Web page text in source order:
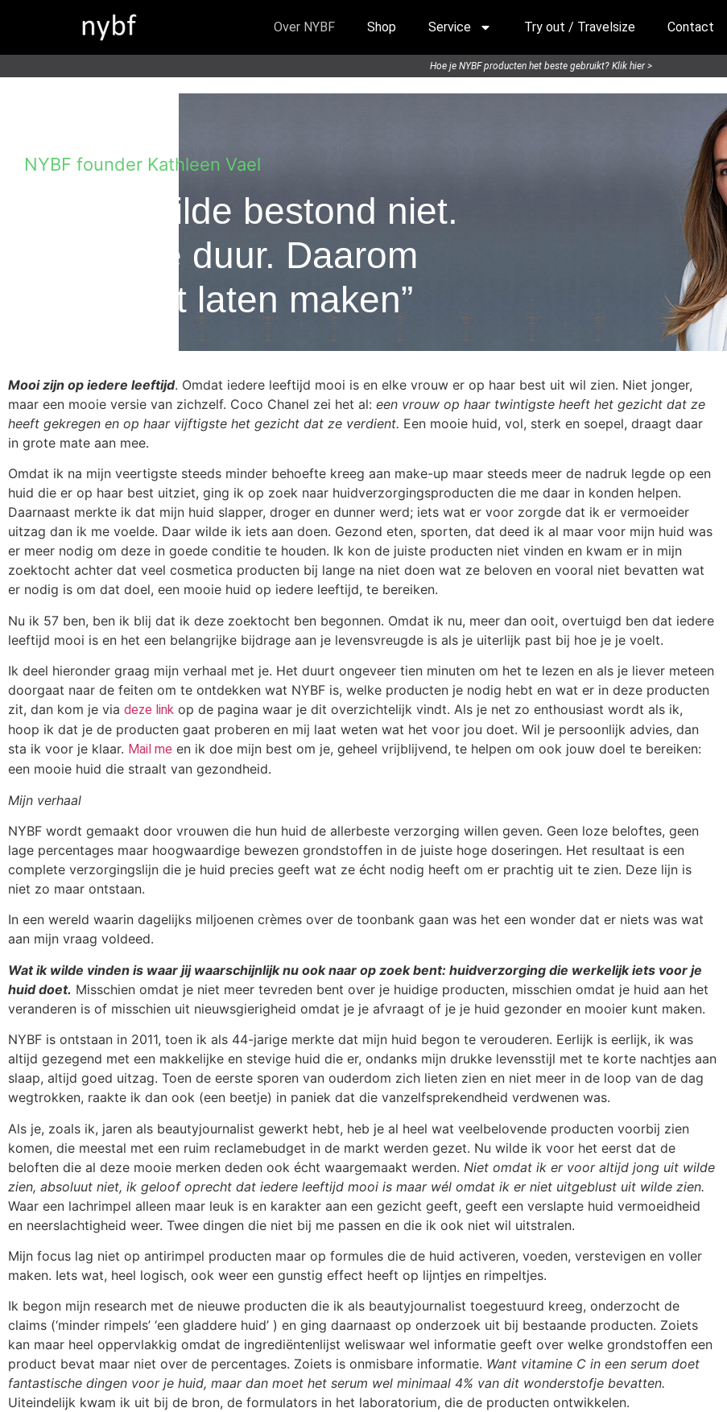
Over NYBF Shop Service Try out / Travelsize Contact
Hoe je NYBF producten het beste gebruikt? Klik hier >
NYBF founder Kathleen Vael
“Wat ik wilde bestond niet.
Of was te duur. Daarom
heb ik het laten maken”
Mooi zijn op iedere leeftijd. Omdat iedere leeftijd mooi is en elke vrouw er op haar best uit wil zien. Niet jonger,
maar een mooie versie van zichzelf. Coco Chanel zei het al: een vrouw op haar twintigste heeft het gezicht dat ze
heeft gekregen en op haar vijftigste het gezicht dat ze verdient. Een mooie huid, vol, sterk en soepel, draagt daar
in grote mate aan mee.
Omdat ik na mijn veertigste steeds minder behoefte kreeg aan make-up maar steeds meer de nadruk legde op een
huid die er op haar best uitziet, ging ik op zoek naar huidverzorgingsproducten die me daar in konden helpen.
Daarnaast merkte ik dat mijn huid slapper, droger en dunner werd; iets wat er voor zorgde dat ik er vermoeider
uitzag dan ik me voelde. Daar wilde ik iets aan doen. Gezond eten, sporten, dat deed ik al maar voor mijn huid was
er meer nodig om deze in goede conditie te houden. Ik kon de juiste producten niet vinden en kwam er in mijn
zoektocht achter dat veel cosmetica producten bij lange na niet doen wat ze beloven en vooral niet bevatten wat
er nodig is om dat doel, een mooie huid op iedere leeftijd, te bereiken.
Nu ik 57 ben, ben ik blij dat ik deze zoektocht ben begonnen. Omdat ik nu, meer dan ooit, overtuigd ben dat iedere
leeftijd mooi is en het een belangrijke bijdrage aan je levensvreugde is als je uiterlijk past bij hoe je je voelt.
Ik deel hieronder graag mijn verhaal met je. Het duurt ongeveer tien minuten om het te lezen en als je liever meteen
doorgaat naar de feiten om te ontdekken wat NYBF is, welke producten je nodig hebt en wat er in deze producten
zit, dan kom je via deze link op de pagina waar je dit overzichtelijk vindt. Als je net zo enthousiast wordt als ik,
hoop ik dat je de producten gaat proberen en mij laat weten wat het voor jou doet. Wil je persoonlijk advies, dan
sta ik voor je klaar. Mail me en ik doe mijn best om je, geheel vrijblijvend, te helpen om ook jouw doel te bereiken:
een mooie huid die straalt van gezondheid.
Mijn verhaal
NYBF wordt gemaakt door vrouwen die hun huid de allerbeste verzorging willen geven. Geen loze beloftes, geen
lage percentages maar hoogwaardige bewezen grondstoffen in de juiste hoge doseringen. Het resultaat is een
complete verzorgingslijn die je huid precies geeft wat ze écht nodig heeft om er prachtig uit te zien. Deze lijn is
niet zo maar ontstaan.
In een wereld waarin dagelijks miljoenen crèmes over de toonbank gaan was het een wonder dat er niets was wat
aan mijn vraag voldeed.
Wat ik wilde vinden is waar jij waarschijnlijk nu ook naar op zoek bent: huidverzorging die werkelijk iets voor je
huid doet. Misschien omdat je niet meer tevreden bent over je huidige producten, misschien omdat je huid aan het
veranderen is of misschien uit nieuwsgierigheid omdat je je afvraagt of je je huid gezonder en mooier kunt maken.
NYBF is ontstaan in 2011, toen ik als 44-jarige merkte dat mijn huid begon te verouderen. Eerlijk is eerlijk, ik was
altijd gezegend met een makkelijke en stevige huid die er, ondanks mijn drukke levensstijl met te korte nachtjes aan
slaap, altijd goed uitzag. Toen de eerste sporen van ouderdom zich lieten zien en niet meer in de loop van de dag
wegtrokken, raakte ik dan ook (een beetje) in paniek dat die vanzelfsprekendheid verdwenen was.
Als je, zoals ik, jaren als beautyjournalist gewerkt hebt, heb je al heel wat veelbelovende producten voorbij zien
komen, die meestal met een ruim reclamebudget in de markt werden gezet. Nu wilde ik voor het eerst dat de
beloften die al deze mooie merken deden ook écht waargemaakt werden. Niet omdat ik er voor altijd jong uit wilde
zien, absoluut niet, ik geloof oprecht dat iedere leeftijd mooi is maar wél omdat ik er niet uitgeblust uit wilde zien.
Waar een lachrimpel alleen maar leuk is en karakter aan een gezicht geeft, geeft een verslapte huid vermoeidheid
en neerslachtigheid weer. Twee dingen die niet bij me passen en die ik ook niet wil uitstralen.
Mijn focus lag niet op antirimpel producten maar op formules die de huid activeren, voeden, verstevigen en voller
maken. Iets wat, heel logisch, ook weer een gunstig effect heeft op lijntjes en rimpeltjes.
Ik begon mijn research met de nieuwe producten die ik als beautyjournalist toegestuurd kreeg, onderzocht de
claims (‘minder rimpels’ ‘een gladdere huid’ ) en ging daarnaast op onderzoek uit bij bestaande producten. Zoiets
kan maar heel oppervlakkig omdat de ingrediëntenlijst weliswaar wel informatie geeft over welke grondstoffen een
product bevat maar niet over de percentages. Zoiets is onmisbare informatie. Want vitamine C in een serum doet
fantastische dingen voor je huid, maar dan moet het serum wel minimaal 4% van dit wonderstofje bevatten.
Uiteindelijk kwam ik uit bij de bron, de formulators in het laboratorium, die de producten ontwikkelen.